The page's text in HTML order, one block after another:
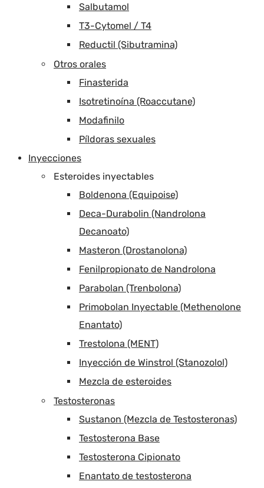
Salbutamol
T3-Cytomel / T4
Reductil (Sibutramina)
Otros orales
Finasterida
Isotretinoína (Roaccutane)
Modafinilo
Píldoras sexuales
Inyecciones
Esteroides inyectables
Boldenona (Equipoise)
Deca-Durabolin (Nandrolona
Decanoato)
Masteron (Drostanolona)
Fenilpropionato de Nandrolona
Parabolan (Trenbolona)
Primobolan Inyectable (Methenolone
Enantato)
Trestolona (MENT)
Inyección de Winstrol (Stanozolol)
Mezcla de esteroides
Testosteronas
Sustanon (Mezcla de Testosteronas)
Testosterona Base
Testosterona Cipionato
Enantato de testosterona